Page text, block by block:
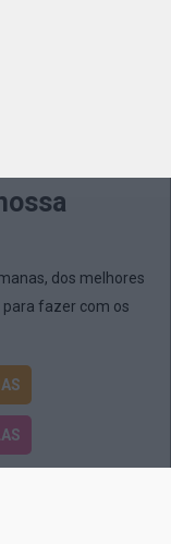
dos melhores
fazer com os